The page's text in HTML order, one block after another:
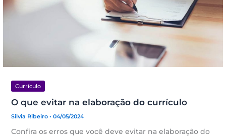
Currículo
O que evitar na elaboração do currículo
Silvia Ribeiro • 04/05/2024
Confira os erros que você deve evitar na elaboração do